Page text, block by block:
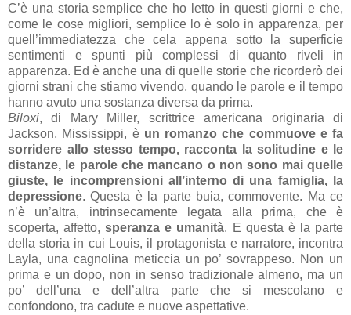
C’è una storia semplice che ho letto in questi giorni e che,
come le cose migliori, semplice lo è solo in apparenza, per
quell’immediatezza che cela appena sotto la superficie
sentimenti e spunti più complessi di quanto riveli in
apparenza. Ed è anche una di quelle storie che ricorderò dei
giorni strani che stiamo vivendo, quando le parole e il tempo
hanno avuto una sostanza diversa da prima.
Biloxi, di Mary Miller, scrittrice americana originaria di
Jackson, Mississippi, è un romanzo che commuove e fa
sorridere allo stesso tempo, racconta la solitudine e le
distanze, le parole che mancano o non sono mai quelle
giuste, le incomprensioni all’interno di una famiglia, la
depressione. Questa è la parte buia, commovente. Ma ce
n’è un’altra, intrinsecamente legata alla prima, che è
scoperta, affetto,speranza e umanità. E questa è la parte
della storia in cui Louis, il protagonista e narratore, incontra
Layla, una cagnolina meticcia un po’ sovrappeso. Non un
prima e un dopo, non in senso tradizionale almeno, ma un
po’ dell’una e dell’altra parte che si mescolano e
confondono, tra cadute e nuove aspettative.